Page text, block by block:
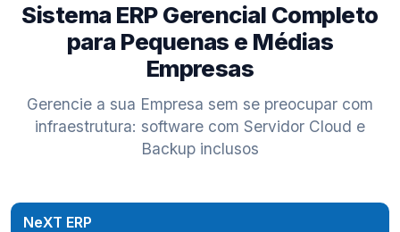
Sistema ERP Gerencial Completo
para Pequenas e Médias
Empresas
Gerencie a sua Empresa sem se preocupar com
infraestrutura: software com Servidor Cloud e
Backup inclusos
NeXT ERP